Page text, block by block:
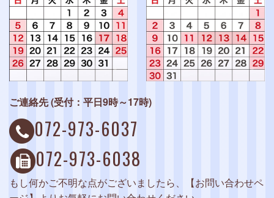
ご連絡先 (受付：平日9時～17時)
072-973-6037
072-973-6038
もし何かご不明な点がございましたら、【お問い合わせペ